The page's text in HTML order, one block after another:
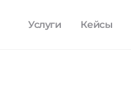
Услуги Кейсы